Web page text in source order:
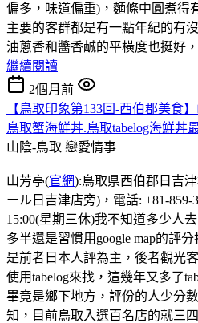
偏多，味道偏重)，麵條中圓煮得
主要的客群都是有一點年紀的有
油蔥香和醬香鹹的平橫度也挺好
繼續閱讀
2個月前
【鳥取印象第133回-西伯郡美食
鳥取蟹海鮮丼.鳥取tabelog海鮮丼
山陰-鳥取 戀愛情事
山芳亭(官網):鳥取県西伯郡日吉
ール日吉津店旁)，電話: +81-859-
15:00(星期三休)我不知道多少人
多半還是習慣用google map的評
是前者日本人評為主，後者觀光
使用tabelog來找，這幾年又多了
畢竟是鄉下地方，評份的人少分
知，目前鳥取入選百名店的就三